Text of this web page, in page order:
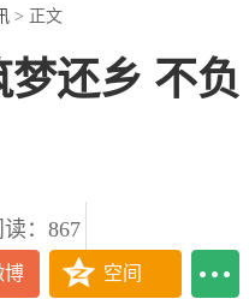
> 正文
还乡 不负
读：867
博 空间